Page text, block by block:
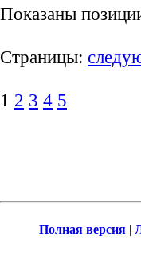
Показаны
Страницы:
1 2 3 4 5
Полная версия |